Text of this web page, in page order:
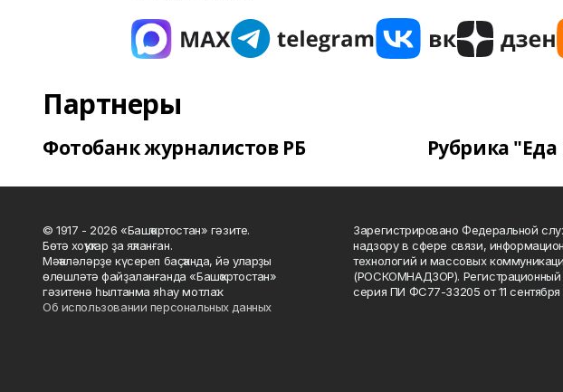
Партнеры
Фотобанк журналистов РБ Рубрика
© 1917 - 2026 «Башҡортостан» гәзите.
Бөтә хоҡуҡтар ҙа яҡланған.
Мәҡәләләрҙе күсереп баҫҡанда, йә уларҙы
өлөшләтә файҙаланғанда «Башҡортостан»
гәзитенә һылтанма яһау мотлаҡ.
Об использовании персональных данных
Зарегистрировано Федеральной
надзору в сфере связи,
технологий и массовых
(РОСКОМНАДЗОР). Регистрационный
серия ПИ ФС77-33205 от 11 сентября